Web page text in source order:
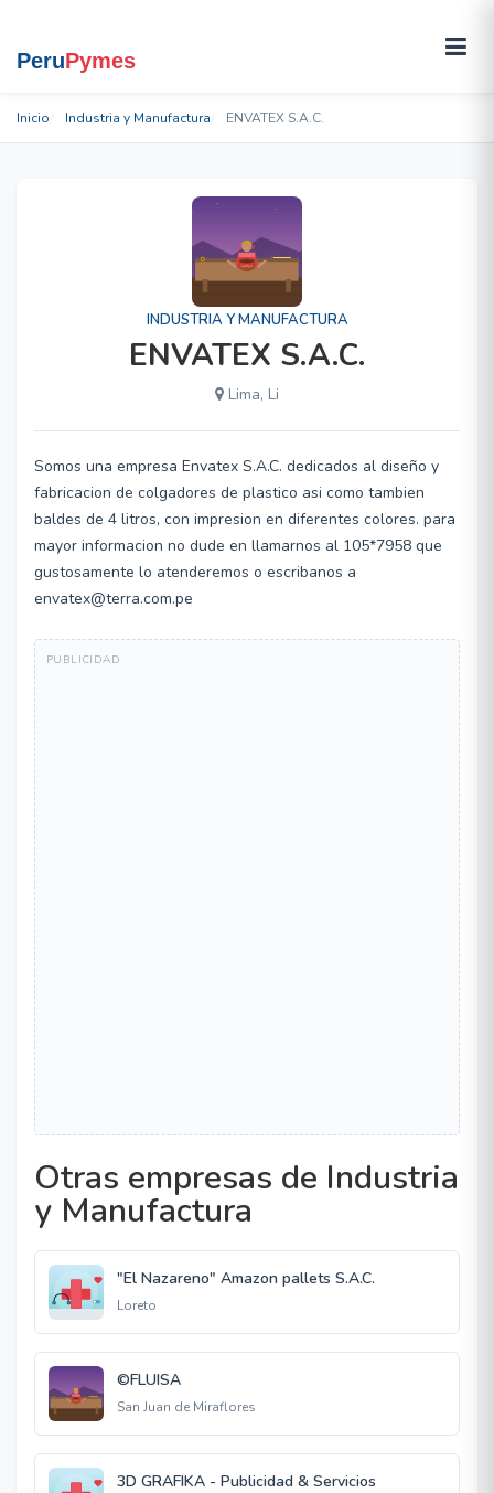
Inicio Industria y Manufactura ENVATEX S.A.C.
INDUSTRIA Y MANUFACTURA
ENVATEX S.A.C.
Lima, Li
Somos una empresa Envatex S.A.C. dedicados al diseño y
fabricacion de colgadores de plastico asi como tambien
baldes de 4 litros, con impresion en diferentes colores. para
mayor informacion no dude en llamarnos al 105*7958 que
gustosamente lo atenderemos o escribanos a
envatex@terra.com.pe
Otras empresas de Industria
y Manufactura
"El Nazareno" Amazon pallets S.A.C.
Loreto
©FLUISA
San Juan de Miraflores
3D GRAFIKA - Publicidad & Servicios